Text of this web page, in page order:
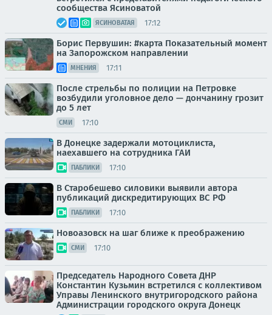
сообщества Ясиноватой
ЯСИНОВАТАЯ 17:12
Борис Первушин: #карта Показательный момент
на Запорожском направлении
МНЕНИЯ 17:11
После стрельбы по полиции на Петровке
возбудили уголовное дело — дончанину грозит
до 5 лет
СМИ 17:10
В Донецке задержали мотоциклиста,
наехавшего на сотрудника ГАИ
ПАБЛИКИ 17:10
В Старобешево силовики выявили автора
публикаций дискредитирующих ВС РФ
ПАБЛИКИ 17:10
Новоазовск на шаг ближе к преображению
СМИ 17:10
Председатель Народного Совета ДНР
Константин Кузьмин встретился с коллективом
Управы Ленинского внутригородского района
Администрации городского округа Донецк